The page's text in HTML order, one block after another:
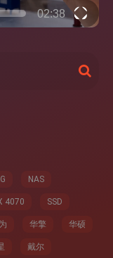
02:38
搜
索
NAS
4070 SSD
华擎 华硕
戴尔